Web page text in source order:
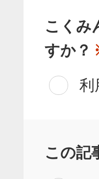
こくみ
すか？
利
この記